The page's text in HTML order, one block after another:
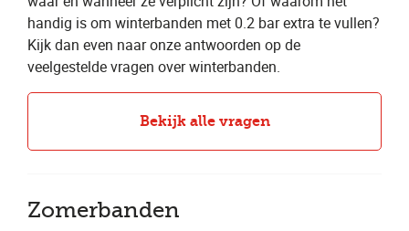
handig is om winterbanden met 0.2 bar extra te vullen?
Kijk dan even naar onze antwoorden op de
veelgestelde vragen over winterbanden.
Bekijk alle vragen
Zomerbanden